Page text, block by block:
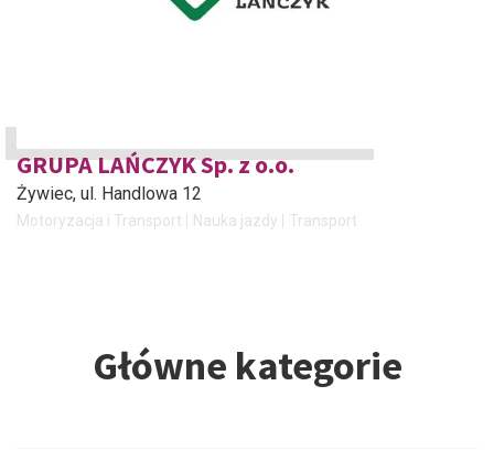
GRUPA LAŃCZYK Sp. z o.o.
Żywiec, ul. Handlowa 12
Motoryzacja i Transport Nauka jazdy Transport
Główne kategorie